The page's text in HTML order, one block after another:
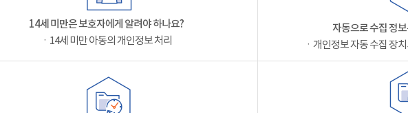
14세 미만은 보호자에게 알려야 하나요?
ㆍ14세 미만 아동의 개인정보 처리
자동으로 수집 정
ㆍ개인정보 자동 수집 장